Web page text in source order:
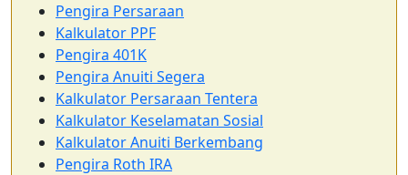
Pengira Persaraan
Kalkulator PPF
Pengira 401K
Pengira Anuiti Segera
Kalkulator Persaraan Tentera
Kalkulator Keselamatan Sosial
Kalkulator Anuiti Berkembang
Pengira Roth IRA